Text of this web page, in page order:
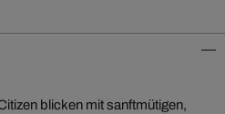
blicken mit sanftmütigen,